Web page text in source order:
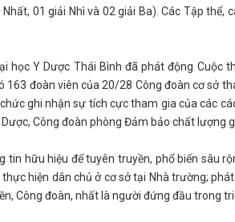
01 giải Nhì và 02 giải Ba). Các Tập thể,
học Y Dược Thái Bình đã phát động
163 đoàn viên của 20/28 Công đoàn cơ sở
ghi nhận sự tích cực tham gia của các
Dược, Công đoàn phòng Đảm bảo chất
tin hữu hiệu để tuyên truyền, phổ biến sâu
hiện dân chủ ở cơ sở tại Nhà trường;
Công đoàn, nhất là người đứng đầu trong